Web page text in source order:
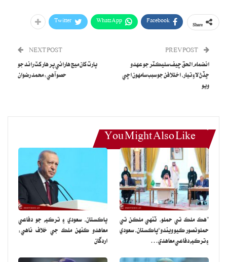
Facebook
WhatsApp
Twitter
انضمام الحق چيف سليڪٽر جو عهدو
ڇڏڻ لاءِ تيار، اختلافن جو سبب سامهون اچي
ويو
NEXT POST
ڀارت کان ميچ هارائي پر هار کٽ راند جو
حصو آهي: محمد رضوان
You Might Also Like
”هڪ ملڪ تي حملو، ٽنهي ملڪن تي
حملو تصور ڪيو ويندو“پاڪستان، سعودي
۽ ترڪيه دفاعي معاهدي…
پاڪستان، سعودي ۽ ترڪيه جو دفاعي
معاهدو ڪنهن ملڪ جي خلاف ناهي:
اردگان